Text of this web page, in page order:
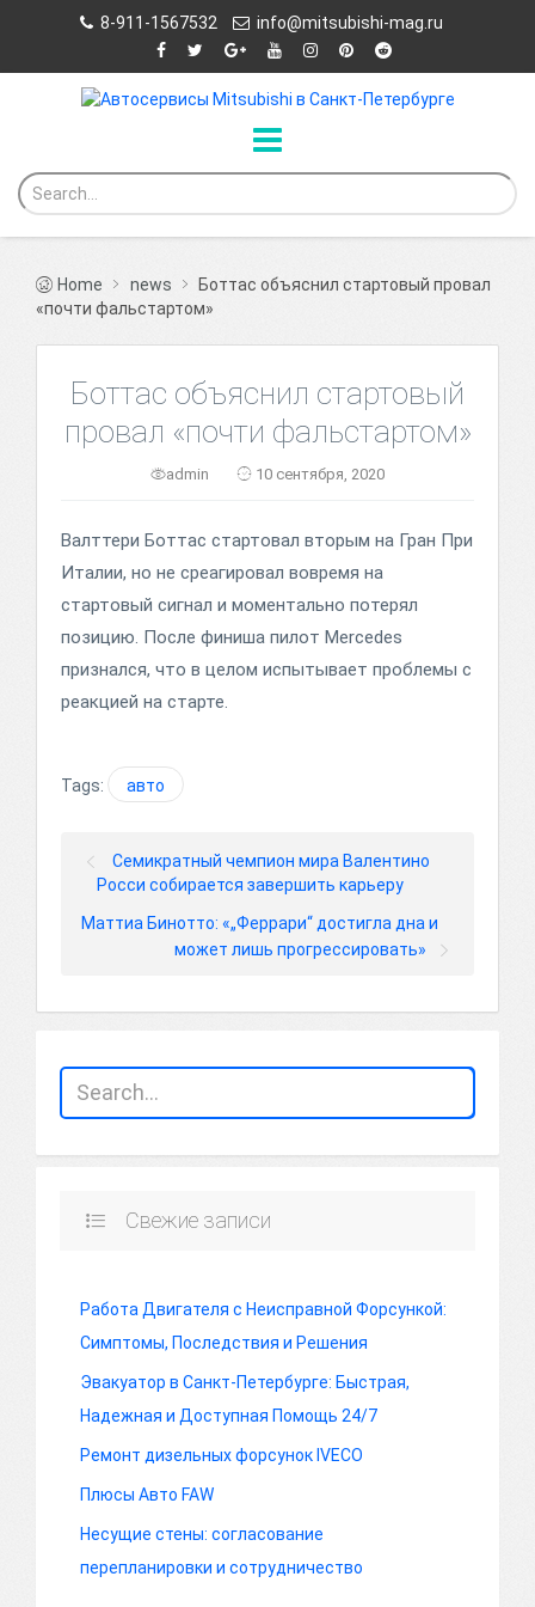
8-911-1567532 info@mitsubishi-mag.ru
Home news
Боттас объяснил стартовый провал
«почти фальстартом»
Боттас объяснил стартовый
провал «почти фальстартом»
admin 10 сентября, 2020
Валттери Боттас стартовал вторым на Гран При
Италии, но не среагировал вовремя на
стартовый сигнал и моментально потерял
позицию. После финиша пилот Mercedes
признался, что в целом испытывает проблемы с
реакцией на старте.
Tags: авто
Семикратный чемпион мира Валентино
Росси собирается завершить карьеру
Маттиа Бинотто: «„Феррари“ достигла дна и
может лишь прогрессировать»
Свежие записи
Работа Двигателя с Неисправной Форсункой:
Симптомы, Последствия и Решения
Эвакуатор в Санкт-Петербурге: Быстрая,
Надежная и Доступная Помощь 24/7
Ремонт дизельных форсунок IVECO
Плюсы Авто FAW
Несущие стены: согласование
перепланировки и сотрудничество